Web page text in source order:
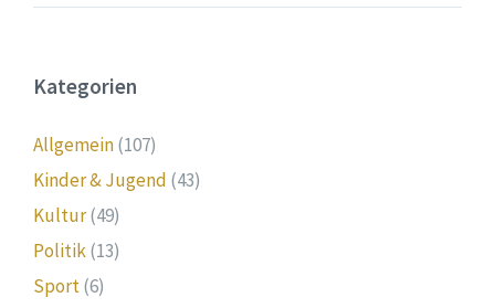
Kategorien
Allgemein(107)
Kinder & Jugend (43)
Kultur(49)
Politik(13)
Sport(6)